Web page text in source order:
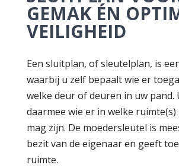
GEMAK ÉN
VEILIGHEID
Een sluitplan, of sleutelplan, is
waarbij u zelf bepaalt wie er
welke deur of deuren in uw pand.
daarmee wie er in welke ruimte(s)
mag zijn. De moedersleutel is
bezit van de eigenaar en geeft
ruimte.